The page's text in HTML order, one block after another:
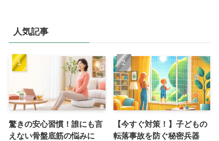
人気記事
驚きの安心習慣！誰にも言
えない骨盤底筋の悩みに
【今すぐ対策！】子どもの
転落事故を防ぐ秘密兵器